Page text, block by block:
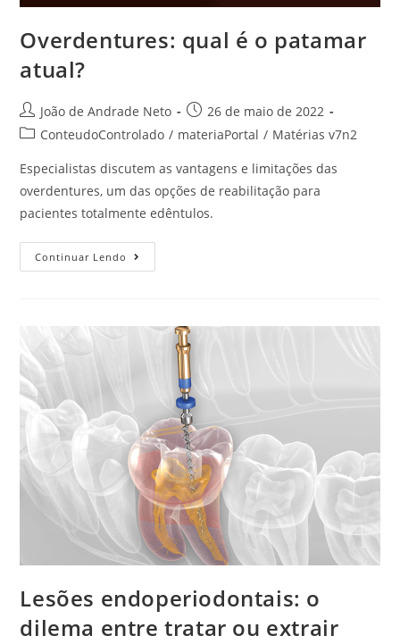
Overdentures: qual é o patamar
atual?
João de Andrade Neto
26 de maio de 2022
ConteudoControlado / materiaPortal / Matérias v7n2
Especialistas discutem as vantagens e limitações das
overdentures, um das opções de reabilitação para
pacientes totalmente edêntulos.
Continuar Lendo
Lesões endoperiodontais: o
dilema entre tratar ou extrair